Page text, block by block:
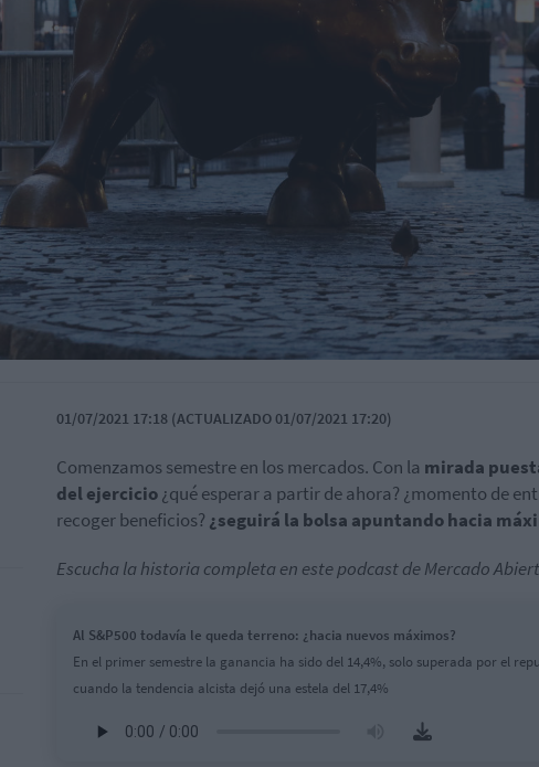
01/07/2021 17:18 (ACTUALIZADO 01/07/2021 17:20)
Comenzamos semestre en los mercados. Con la mirada
del ejercicio¿qué esperar a partir de ahora? ¿momento de
recoger beneficios? ¿seguirá la bolsa apuntando hacia
Escucha la historia completa en este podcast de Mercado
Al S&P500 todavía le queda terreno: ¿hacia nuevos máximos?
En el primer semestre la ganancia ha sido del 14,4%, solo superada por el
cuando la tendencia alcista dejó una estela del 17,4%